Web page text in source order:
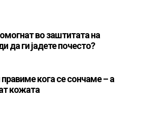
во заштитата на
да ги јадете почесто?
кога се сончаме – а
кожата